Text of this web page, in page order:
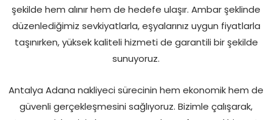
şekilde hem alınır hem de hedefe ulaşır. Ambar şeklinde
düzenlediğimiz sevkiyatlarla, eşyalarınız uygun fiyatlarla
taşınırken, yüksek kaliteli hizmeti de garantili bir şekilde
sunuyoruz.
Antalya Adana nakliyeci sürecinin hem ekonomik hem de
güvenli gerçekleşmesini sağlıyoruz. Bizimle çalışarak,